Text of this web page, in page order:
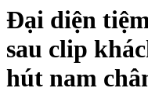
Đại diện
sau clip
hút nam